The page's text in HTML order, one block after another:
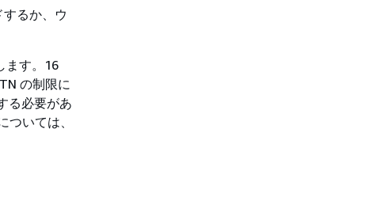
るか、ウ
ます。16
の制限に
る必要があ
いては、